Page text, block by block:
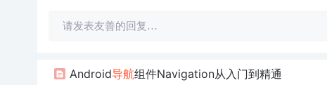
请发表友善的回复…
Android导航组件Navigation从入门到精通